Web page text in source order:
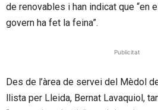
de renovables i han indicat que “en
govern ha fet la feina”.
Publicitat
Des de l’àrea de servei del Mèdol
llista per Lleida, Bernat Lavaquiol,